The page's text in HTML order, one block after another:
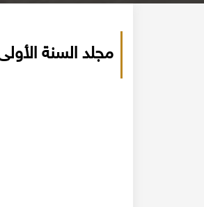
مجلد السنة الأولى من مجلة